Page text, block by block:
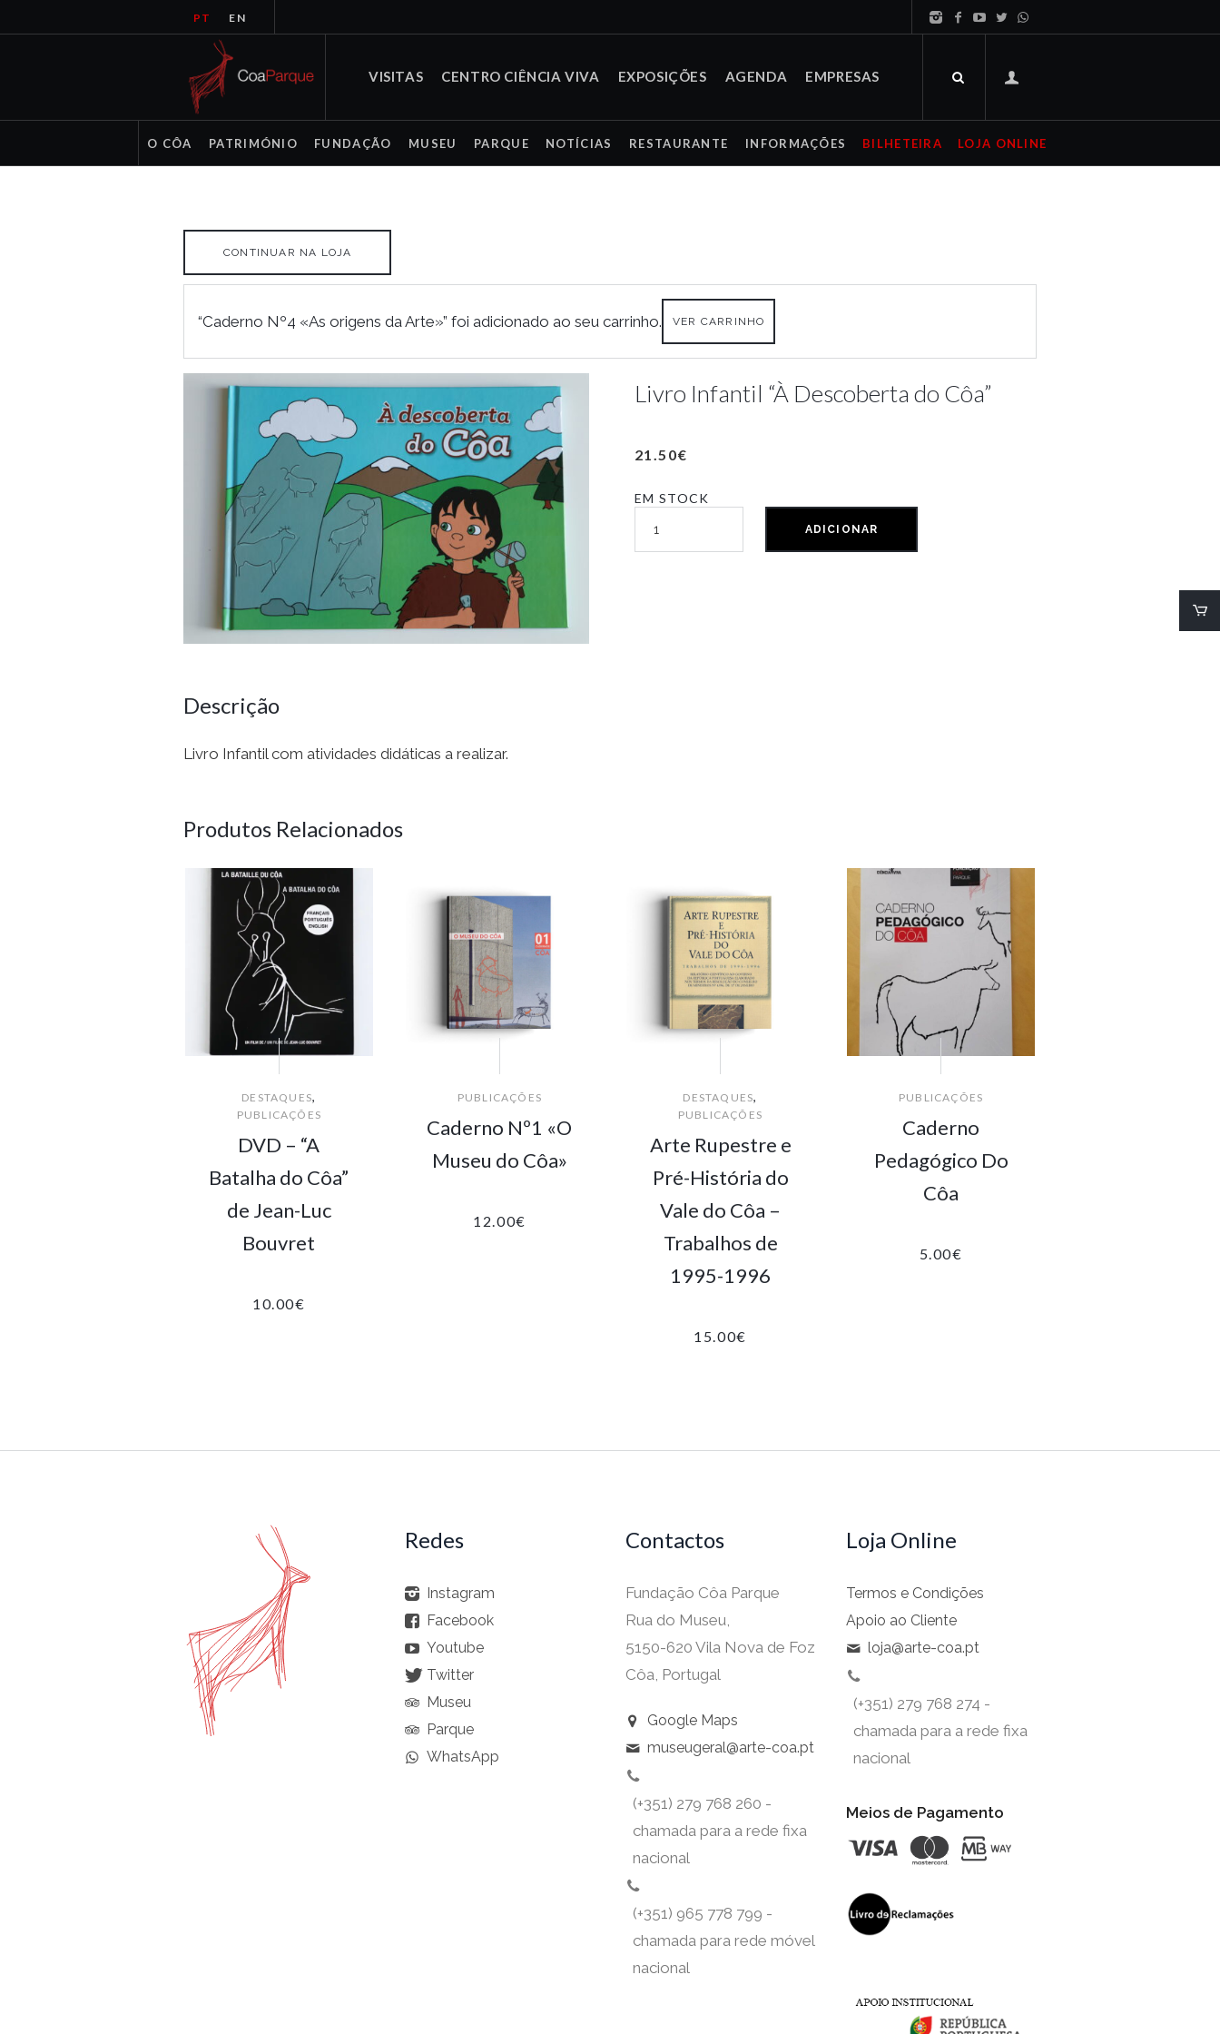
PT EN
VISITAS CENTRO CIÊNCIA VIVA EXPOSIÇÕES AGENDA EMPRESAS
O CÔA PATRIMÓNIO FUNDAÇÃO MUSEU PARQUE NOTÍCIAS RESTAURANTE INFORMAÇÕES BILHETEIRA LOJA ONLINE
CONTINUAR NA LOJA
“Caderno Nº4 «As origens da Arte»” foi adicionado ao seu carrinho. VER CARRINHO
Livro Infantil “À Descoberta do Côa”
21.50€
EM STOCK
ADICIONAR
Descrição
Livro Infantil com atividades didáticas a realizar.
Produtos Relacionados
DESTAQUES,
PUBLICAÇÕES
DVD – “A
Batalha do Côa”
de Jean-Luc
Bouvret
10.00€
PUBLICAÇÕES
Caderno Nº1 «O
Museu do Côa»
12.00€
DESTAQUES,
PUBLICAÇÕES
Arte Rupestre e
Pré-História do
Vale do Côa –
Trabalhos de
1995-1996
15.00€
PUBLICAÇÕES
Caderno
Pedagógico Do
Côa
5.00€
Redes
Instagram
Facebook
Youtube
Twitter
Museu
Parque
WhatsApp
Contactos
Fundação Côa Parque
Rua do Museu,
5150-620 Vila Nova de Foz
Côa, Portugal
Google Maps
museugeral@arte-coa.pt
(+351) 279 768 260 -
chamada para a rede fixa
nacional
(+351) 965 778 799 -
chamada para rede móvel
nacional
Loja Online
Termos e Condições
Apoio ao Cliente
loja@arte-coa.pt
(+351) 279 768 274 -
chamada para a rede fixa
nacional
Meios de Pagamento